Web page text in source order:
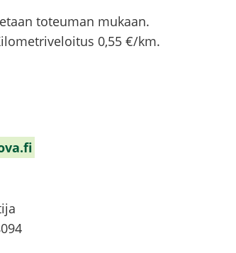
to­teu­man mu­kaan.
0,55 €/km.